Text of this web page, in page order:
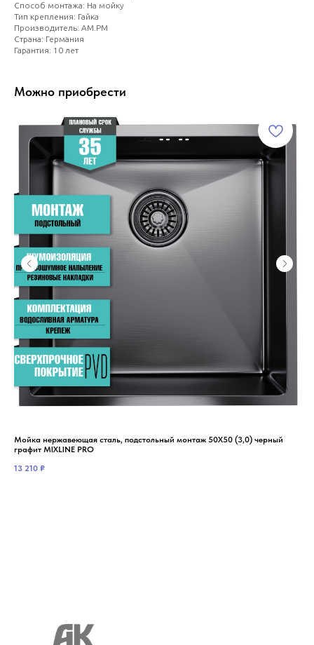
Способ монтажа: На мойку
Тип крепления: Гайка
Производитель: AM.PM
Страна: Германия
Гарантия: 10 лет
Можно приобрести
Мойка нержавеющая сталь, подстольный монтаж 50Х50 (3,0) черный
графит MIXLINE PRO
13 210 ₽